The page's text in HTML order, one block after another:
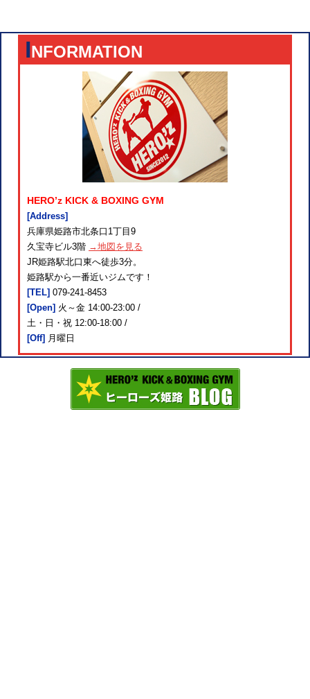
INFORMATION
HERO’z KICK & BOXING GYM
[Address]
兵庫県姫路市北条口1丁目9
久宝寺ビル3階 →地図を見る
JR姫路駅北口東へ徒歩3分。
姫路駅から一番近いジムです！
[TEL] 079-241-8453
[Open] 火～金 14:00-23:00 /
土・日・祝 12:00-18:00 /
[Off] 月曜日